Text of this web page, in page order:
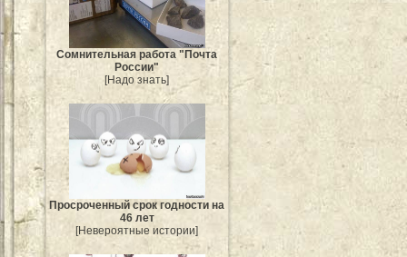
Сомнительная работа "Почта
России"
[Надо знать]
Просроченный срок годности на
46 лет
[Невероятные истории]